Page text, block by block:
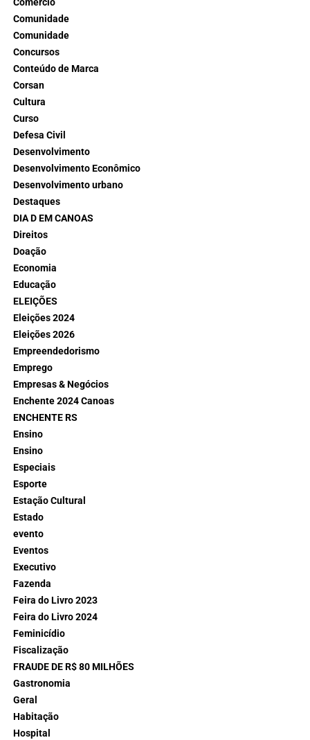
Comunidade
Comunidade
Concursos
Conteúdo de Marca
Corsan
Cultura
Curso
Defesa Civil
Desenvolvimento
Desenvolvimento Econômico
Desenvolvimento urbano
Destaques
DIA D EM CANOAS
Direitos
Doação
Economia
Educação
ELEIÇÕES
Eleições 2024
Eleições 2026
Empreendedorismo
Emprego
Empresas & Negócios
Enchente 2024 Canoas
ENCHENTE RS
Ensino
Ensino
Especiais
Esporte
Estação Cultural
Estado
evento
Eventos
Executivo
Fazenda
Feira do Livro 2023
Feira do Livro 2024
Feminicídio
Fiscalização
FRAUDE DE R$ 80 MILHÕES
Gastronomia
Geral
Habitação
Hospital